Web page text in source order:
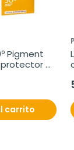
Pigment
protector
Sérum
carrito